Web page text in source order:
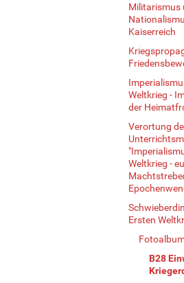
Militarismus
Kaiserreich
Weltkrieg -
der
Verortung
Weltkrieg -
Ersten
B28